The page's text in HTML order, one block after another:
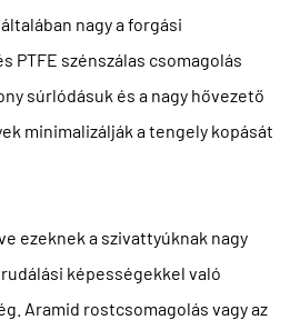
nagy a forgási
PTFE szénszálas csomagolás
súrlódásuk és a nagy hővezető
minimalizálják a tengely kopását
ezeknek a szivattyúknak nagy
képességekkel való
Aramid rostcsomagolás vagy az